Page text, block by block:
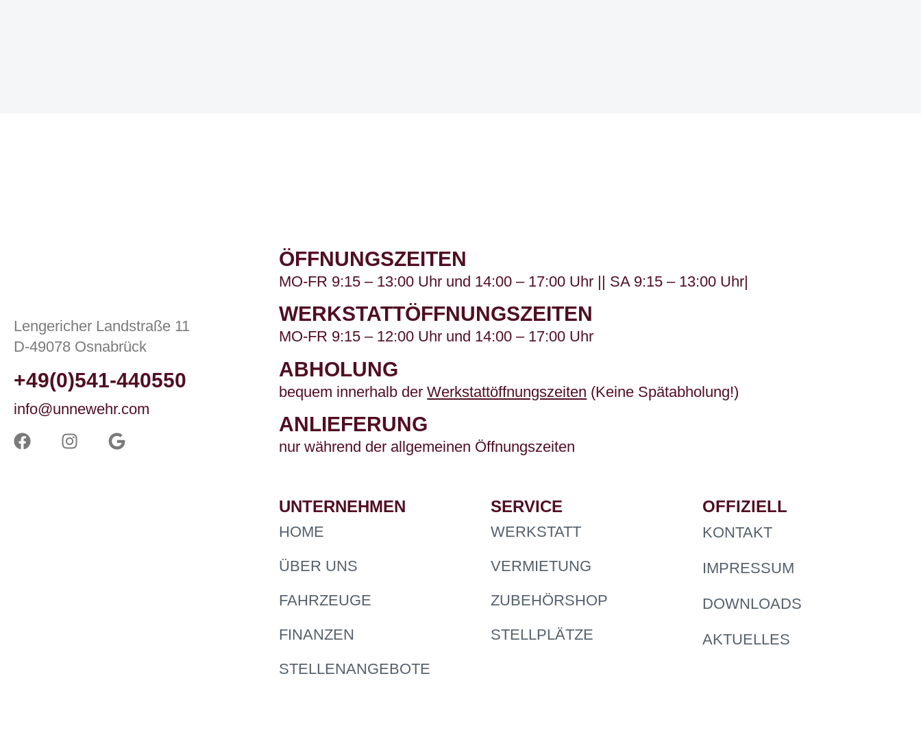
Lengericher Landstraße 11
D-49078 Osnabrück
+49(0)541-440550
info@unnewehr.com
ÖFFNUNGSZEITEN
MO-FR 9:15 – 13:00 Uhr und 14:00 – 17:00 Uhr || SA 9:15 – 13:00 Uhr|
WERKSTATTÖFFNUNGSZEITEN
MO-FR 9:15 – 12:00 Uhr und 14:00 – 17:00 Uhr
ABHOLUNG
bequem innerhalb derWerkstattöffnungszeiten (Keine Spätabholung!)
ANLIEFERUNG
nur während der allgemeinen Öffnungszeiten
UNTERNEHMEN
HOME
ÜBER UNS
FAHRZEUGE
FINANZEN
STELLENANGEBOTE
SERVICE
WERKSTATT
VERMIETUNG
ZUBEHÖRSHOP
STELLPLÄTZE
OFFIZIELL
KONTAKT
IMPRESSUM
DOWNLOADS
AKTUELLES